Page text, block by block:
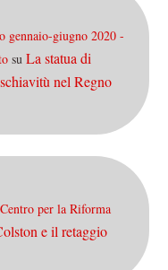
gennaio-giugno 2020 -
su La statua di
nel Regno
per la Riforma
e il retaggio